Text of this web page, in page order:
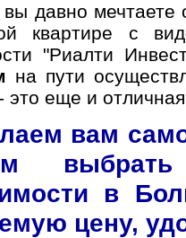
давно
квартире с
"Риалти
на пути
- это еще и
вам
в
цену,